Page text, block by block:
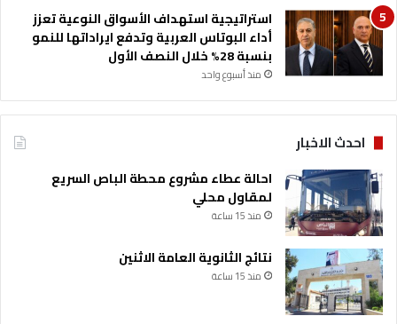
استراتيجية استهداف الأسواق النوعية تعزز
أداء البوتاس العربية وتدفع ايراداتها للنمو
بنسبة 28% خلال النصف الأول
منذ أسبوع واحد
احدث الاخبار
احالة عطاء مشروع محطة الباص السريع
لمقاول محلي
منذ 15 ساعة
نتائج الثانوية العامة الاثنين
منذ 15 ساعة